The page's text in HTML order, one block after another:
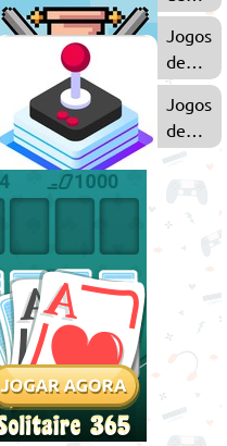
Jogos
de
Pixel
Jogos
de
Puzzle
Jogos
de
Arcade